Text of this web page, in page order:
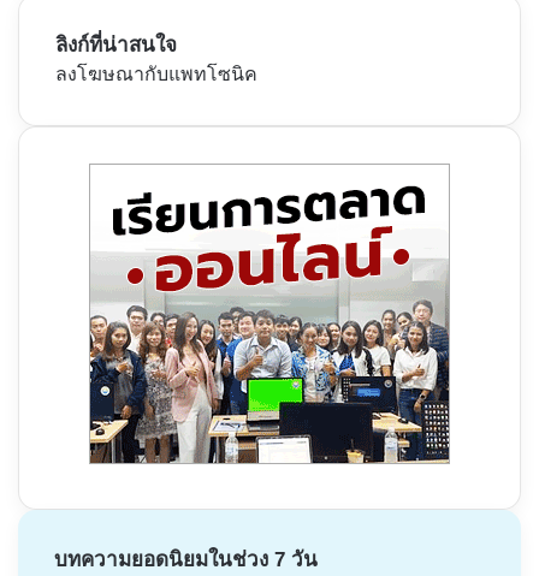
ลิงก์ที่น่าสนใจ
ลงโฆษณากับแพทโซนิค
บทความยอดนิยมในช่วง 7 วัน